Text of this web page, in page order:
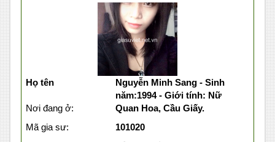
Họ tên
Nguyễn Minh Sang - Sinh
năm:1994 - Giới tính: Nữ
Nơi đang ở:
Quan Hoa, Cầu Giấy.
Mã gia sư:
101020